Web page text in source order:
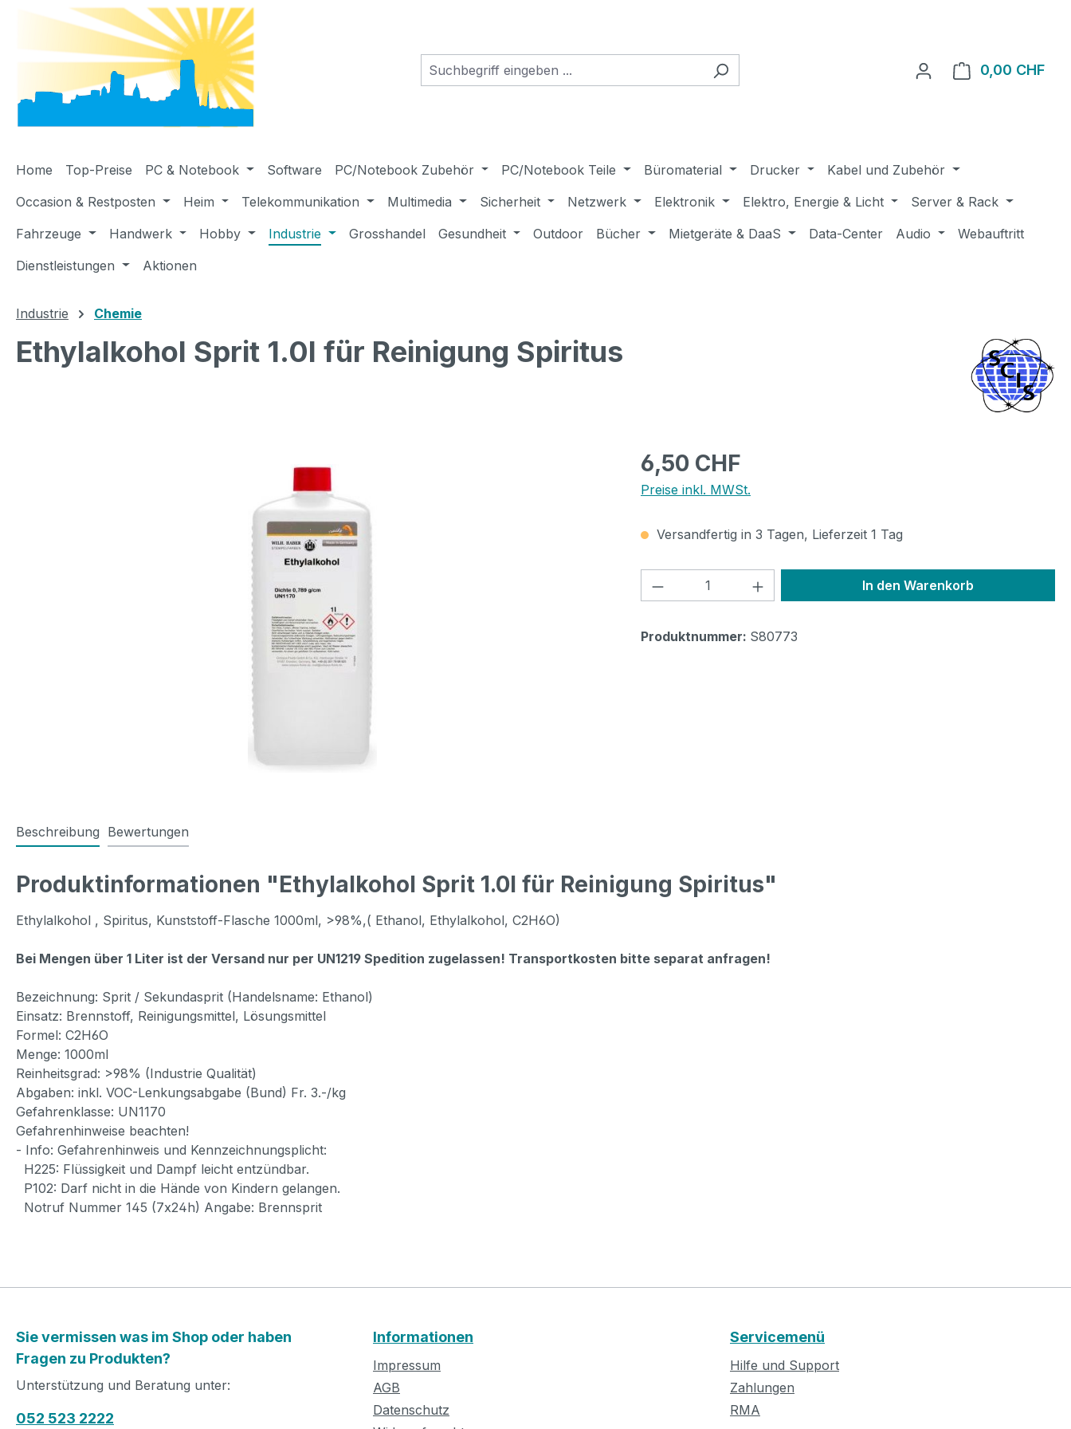
Hauptinhalt springen
Zur Suche springen
Zur Hauptnavigation springen
0,00 CHF
Home Top-Preise PC & Notebook Software PC/Notebook Zubehör PC/Notebook Teile Büromaterial Drucker
Kabel und Zubehör
Occasion & Restposten
Heim Telekommunikation Multimedia Sicherheit Netzwerk Elektronik Elektro, Energie & Licht
Server & Rack
Fahrzeuge
Handwerk Hobby Industrie Grosshandel Gesundheit Outdoor Bücher Mietgeräte & DaaS Data-Center Audio
Webauftritt
Dienstleistungen
Aktionen
Industrie Chemie
Ethylalkohol Sprit 1.0l für Reinigung Spiritus
Regulärer Preis:
6,50 CHF
Preise inkl. MWSt.
Versandfertig in 3 Tagen, Lieferzeit 1 Tag
Produkt Anzahl: Gib den gewünschten Wert
In den Warenkorb
Produktnummer: S80773
Beschreibung Bewertungen
Produktinformationen "Ethylalkohol Sprit 1.0l für Reinigung Spiritus"
Ethylalkohol , Spiritus, Kunststoff-Flasche 1000ml, >98%,( Ethanol, Ethylalkohol, C2H6O)
Bei Mengen über 1 Liter ist der Versand nur per UN1219 Spedition zugelassen! Transportkosten bitte separat anfragen!
Bezeichnung: Sprit / Sekundasprit (Handelsname: Ethanol)
Einsatz: Brennstoff, Reinigungsmittel, Lösungsmittel
Formel: C2H6O
Menge: 1000ml
Reinheitsgrad: >98% (Industrie Qualität)
Abgaben: inkl. VOC-Lenkungsabgabe (Bund) Fr. 3.-/kg
Gefahrenklasse: UN1170
Gefahrenhinweise beachten!
- Info: Gefahrenhinweis und Kennzeichnungsplicht:
H225: Flüssigkeit und Dampf leicht entzündbar.
P102: Darf nicht in die Hände von Kindern gelangen.
Notruf Nummer 145 (7x24h) Angabe: Brennsprit
Sie vermissen was im Shop oder haben
Fragen zu Produkten?
Unterstützung und Beratung unter:
052 523 2222
Informationen
Impressum
AGB
Datenschutz
Servicemenü
Hilfe und Support
Zahlungen
RMA